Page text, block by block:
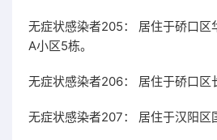
无症状感染者205： 居住于硚口区
A小区5栋。
无症状感染者206： 居住于硚口区
无症状感染者207： 居住于汉阳区